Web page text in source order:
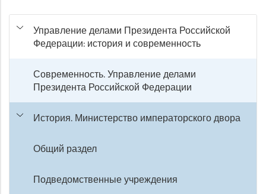
Управление делами Президента Российской
Федерации: история и современность
Современность. Управление делами
Президента Российской Федерации
История. Министерство императорского двора
Общий раздел
Подведомственные учреждения